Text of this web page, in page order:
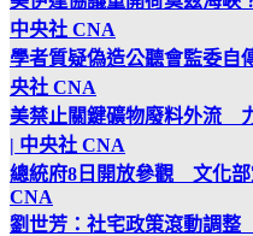
中央社 CNA
學者質疑偽造公聽會監委
央社 CNA
美禁止關鍵礦物廢料外流
| 中央社 CNA
總統府8日開放參觀 文化部
CNA
劉世芳：社宅政策滾動調